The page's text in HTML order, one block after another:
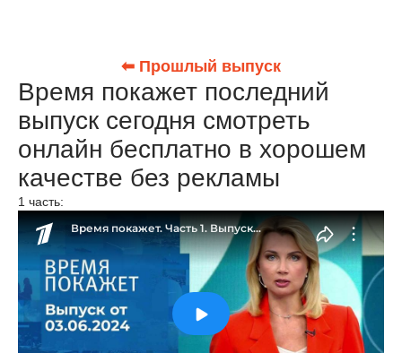
⬅ Прошлый выпуск
Время покажет последний
выпуск сегодня смотреть
онлайн бесплатно в хорошем
качестве без рекламы
1 часть: